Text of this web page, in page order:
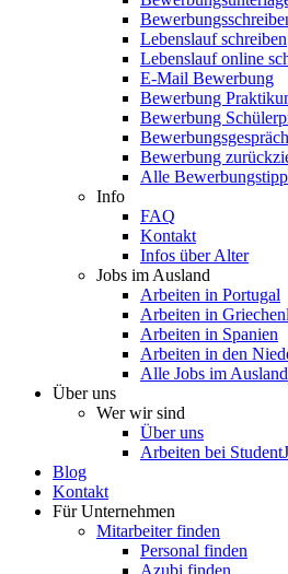
Lebenslauf schreiben
Lebenslauf online
E-Mail Bewerbung
Bewerbung
Bewerbung
Bewerbungsgespräch
Bewerbung
Alle
Info
FAQ
Kontakt
Infos über Alter
Jobs im Ausland
Arbeiten in Portugal
Arbeiten in
Arbeiten in Spanien
Arbeiten in den
Alle Jobs im Ausland
Über uns
Wer wir sind
Über uns
Arbeiten bei
Blog
Kontakt
Für Unternehmen
Mitarbeiter finden
Personal finden
Azubi finden